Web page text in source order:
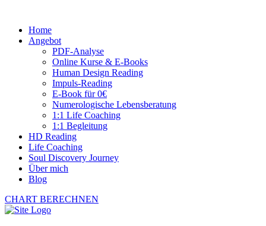
Home
Angebot
PDF-Analyse
Online Kurse & E-Books
Human Design Reading
Impuls-Reading
E-Book für 0€
Numerologische Lebensberatung
1:1 Life Coaching
1:1 Begleitung
HD Reading
Life Coaching
Soul Discovery Journey
Über mich
Blog
CHART BERECHNEN